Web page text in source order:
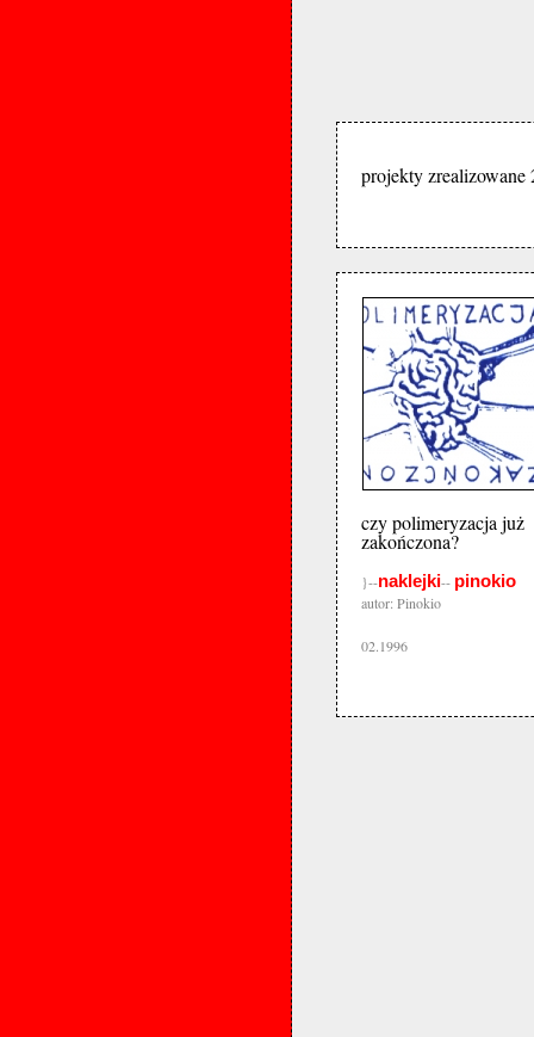
projekty zrealizowane
czy polimeryzacja już
zakończona?
}--naklejki-- pinokio
autor: Pinokio
02.1996